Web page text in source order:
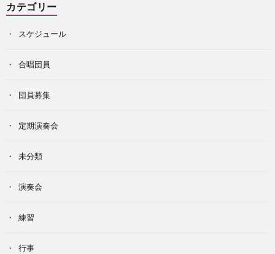
カテゴリー
スケジュール
合唱団員
団員募集
定期演奏会
未分類
演奏会
練習
行事